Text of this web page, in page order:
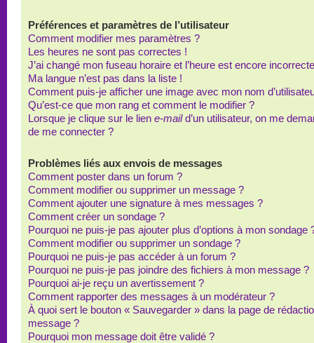
Préférences et paramètres de l’utilisateur
Comment modifier mes paramètres ?
Les heures ne sont pas correctes !
J’ai changé mon fuseau horaire et l’heure est encore
Ma langue n’est pas dans la liste !
Comment puis-je afficher une image avec mon nom
Qu’est-ce que mon rang et comment le modifier ?
Lorsque je clique sur le lien e-maild’un utilisateur, on me
de me connecter ?
Problèmes liés aux envois de messages
Comment poster dans un forum ?
Comment modifier ou supprimer un message ?
Comment ajouter une signature à mes messages ?
Comment créer un sondage ?
Pourquoi ne puis-je pas ajouter plus d’options à mon sondage
Comment modifier ou supprimer un sondage ?
Pourquoi ne puis-je pas accéder à un forum ?
Pourquoi ne puis-je pas joindre des fichiers à mon message ?
Pourquoi ai-je reçu un avertissement ?
Comment rapporter des messages à un modérateur ?
À quoi sert le bouton « Sauvegarder » dans la page de
message ?
Pourquoi mon message doit être validé ?